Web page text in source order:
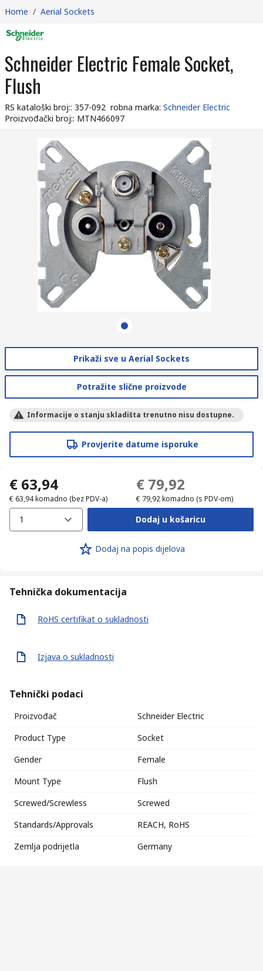
Home / Aerial Sockets
Schneider Electric Female Socket,
Flush
RS kataloški broj:: 357-092 robna marka: Schneider Electric
Proizvođački broj:: MTN466097
Prikaži sve u Aerial Sockets
Potražite slične proizvode
Informacije o stanju skladišta trenutno nisu dostupne.
Provjerite datume isporuke
€ 63,94
€ 63,94komadno (bez PDV-a)
€ 79,92
€ 79,92komadno (s PDV-om)
1 Dodaj u košaricu
Dodaj na popis dijelova
Tehnička dokumentacija
RoHS certifikat o sukladnosti
Izjava o sukladnosti
Tehnički podaci
Proizvođač
Schneider Electric
Product Type
Socket
Gender
Female
Mount Type
Flush
Screwed/Screwless
Screwed
Standards/Approvals
REACH, RoHS
Zemlja podrijetla
Germany